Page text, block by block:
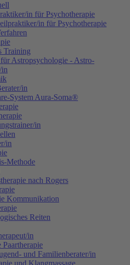
in für Psychotherapie
in für Psychotherapie
Training
Astropsychologie - Astro-
in
in
System Aura-Soma®
in
in
Methode
nach Rogers
Kommunikation
Reiten
in
Paartherapie
und Familienberater/in
und Klangmassage